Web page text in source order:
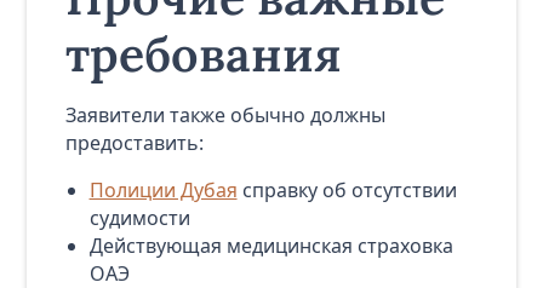
требования
Заявители также обычно должны
предоставить:
Полиции Дубая справку об отсутствии
судимости
Действующая медицинская страховка
ОАЭ